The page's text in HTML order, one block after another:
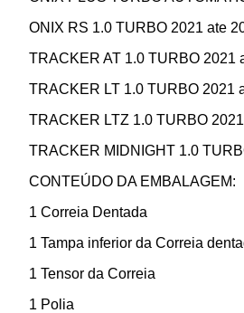
ONIX RS 1.0 TURBO 2021 ate
TRACKER AT 1.0 TURBO 2021
TRACKER LT 1.0 TURBO 2021
TRACKER LTZ 1.0 TURBO
TRACKER MIDNIGHT 1.0
CONTEÚDO DA EMBALAGEM:
1 Correia Dentada
1 Tampa inferior da Correia
1 Tensor da Correia
1 Polia